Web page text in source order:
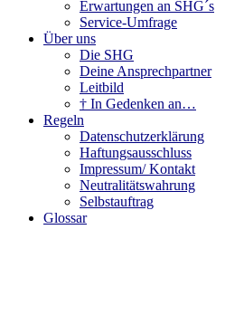
Erwartungen an SHG´s
Service-Umfrage
Über uns
Die SHG
Deine Ansprechpartner
Leitbild
† In Gedenken an…
Regeln
Datenschutzerklärung
Haftungsausschluss
Impressum/ Kontakt
Neutralitätswahrung
Selbstauftrag
Glossar